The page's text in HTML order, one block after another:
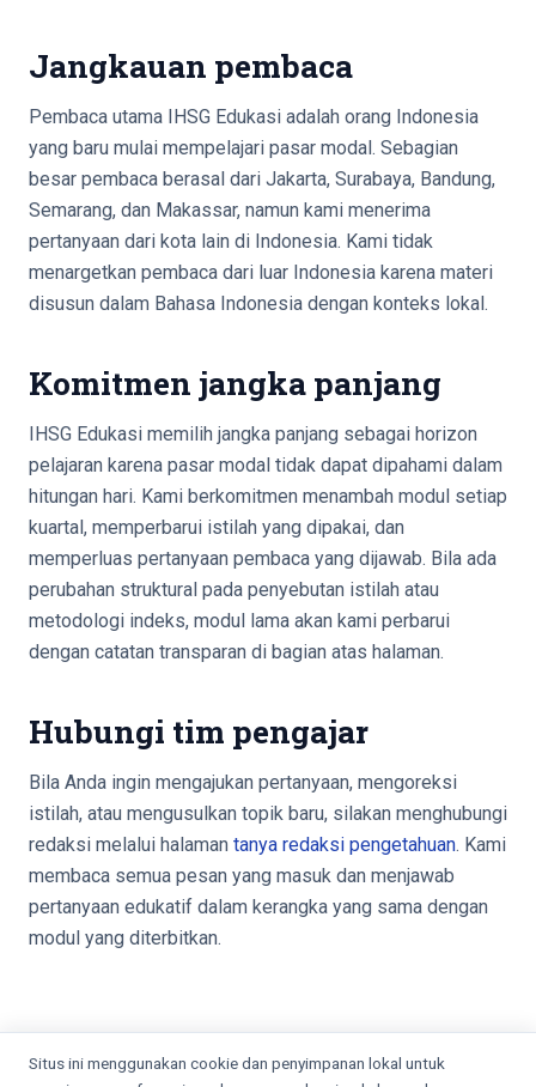
Jangkauan pembaca
Pembaca utama IHSG Edukasi adalah orang Indonesia
yang baru mulai mempelajari pasar modal. Sebagian
besar pembaca berasal dari Jakarta, Surabaya, Bandung,
Semarang, dan Makassar, namun kami menerima
pertanyaan dari kota lain di Indonesia. Kami tidak
menargetkan pembaca dari luar Indonesia karena materi
disusun dalam Bahasa Indonesia dengan konteks lokal.
Komitmen jangka panjang
IHSG Edukasi memilih jangka panjang sebagai horizon
pelajaran karena pasar modal tidak dapat dipahami dalam
hitungan hari. Kami berkomitmen menambah modul setiap
kuartal, memperbarui istilah yang dipakai, dan
memperluas pertanyaan pembaca yang dijawab. Bila ada
perubahan struktural pada penyebutan istilah atau
metodologi indeks, modul lama akan kami perbarui
dengan catatan transparan di bagian atas halaman.
Hubungi tim pengajar
Bila Anda ingin mengajukan pertanyaan, mengoreksi
istilah, atau mengusulkan topik baru, silakan menghubungi
redaksi melalui halaman tanya redaksi pengetahuan. Kami
membaca semua pesan yang masuk dan menjawab
pertanyaan edukatif dalam kerangka yang sama dengan
modul yang diterbitkan.
Situs ini menggunakan cookie dan penyimpanan lokal untuk